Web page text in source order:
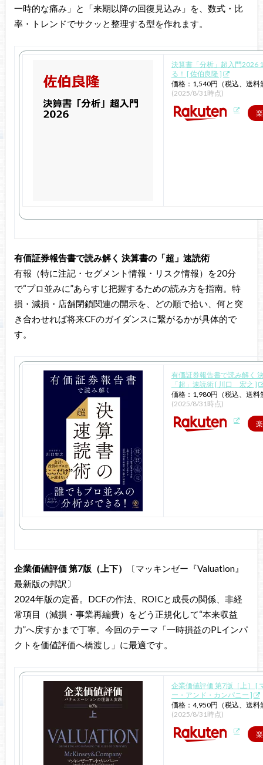
一時的な痛み」と「来期以降の回復見込み」を、数式・比
率・トレンドでサクッと整理する型を作れます。
決算書「分析」超入門2026
る！ [ 佐伯良隆 ]
価格：1,540円（税込、送料
(2025/8/31時点)
有価証券報告書で読み解く 決算書の「超」速読術
有報（特に注記・セグメント情報・リスク情報）を20分
で“プロ並みに”あらすじ把握するための読み方を指南。特
損・減損・店舗閉鎖関連の開示を、どの順で拾い、何と突
き合わせれば将来CFのガイダンスに繋がるかが具体的で
す。
有価証券報告書で読み解く
「超」速読術 [ 川口 宏之 ]
価格：1,980円（税込、送料
(2025/8/31時点)
企業価値評価 第7版（上下）
〔マッキンゼー『Valuation』
最新版の邦訳〕
2024年版の定番。DCFの作法、ROICと成長の関係、非経
常項目（減損・事業再編費）をどう正規化して“本来収益
力”へ戻すかまで丁寧。今回のテーマ「一時損益のPLインパ
クトを価値評価へ橋渡し」に最適です。
企業価値評価 第7版［上］ [
ー・アンド・カンパニー ]
価格：4,950円（税込、送料
(2025/8/31時点)